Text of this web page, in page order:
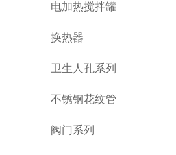
电加热搅拌罐
换热器
卫生人孔系列
不锈钢花纹管
阀门系列